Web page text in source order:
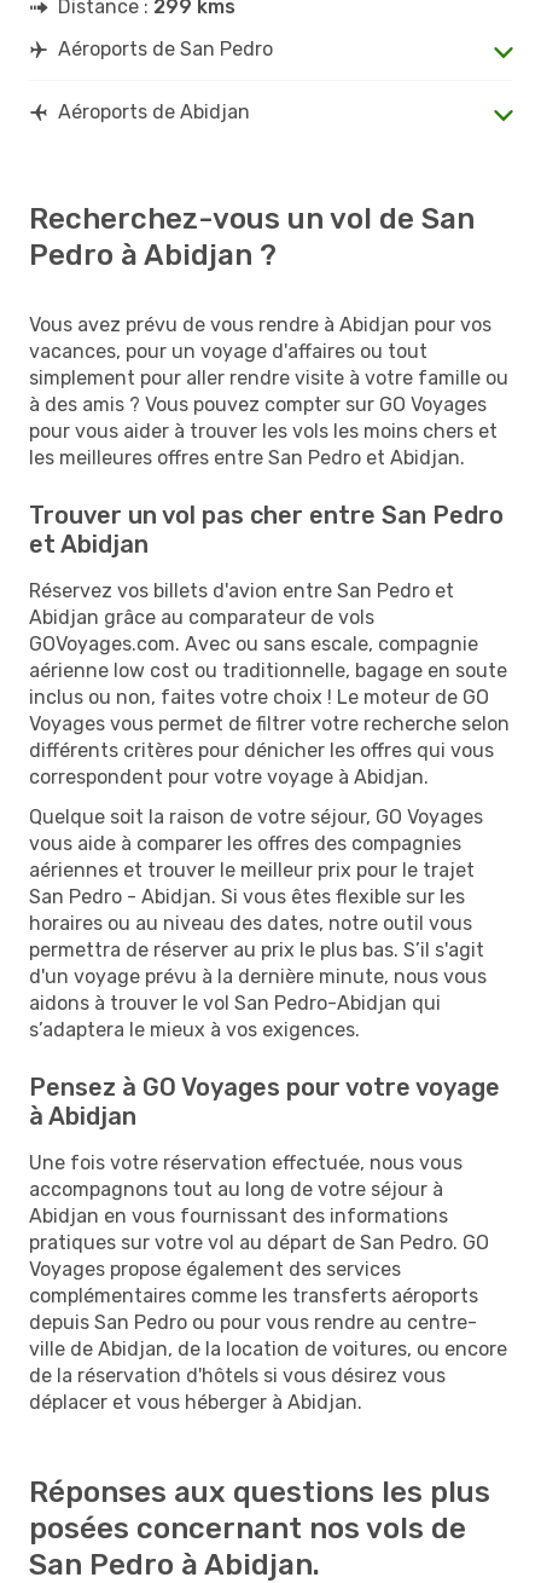
Distance : 299 kms
Aéroports de San Pedro
Aéroports de Abidjan
Recherchez-vous un vol de San
Pedro à Abidjan ?
Vous avez prévu de vous rendre à Abidjan pour vos
vacances, pour un voyage d'affaires ou tout
simplement pour aller rendre visite à votre famille ou
à des amis ? Vous pouvez compter sur GO Voyages
pour vous aider à trouver les vols les moins chers et
les meilleures offres entre San Pedro et Abidjan.
Trouver un vol pas cher entre San Pedro
et Abidjan
Réservez vos billets d'avion entre San Pedro et
Abidjan grâce au comparateur de vols
GOVoyages.com. Avec ou sans escale, compagnie
aérienne low cost ou traditionnelle, bagage en soute
inclus ou non, faites votre choix ! Le moteur de GO
Voyages vous permet de filtrer votre recherche selon
différents critères pour dénicher les offres qui vous
correspondent pour votre voyage à Abidjan.
Quelque soit la raison de votre séjour, GO Voyages
vous aide à comparer les offres des compagnies
aériennes et trouver le meilleur prix pour le trajet
San Pedro - Abidjan. Si vous êtes flexible sur les
horaires ou au niveau des dates, notre outil vous
permettra de réserver au prix le plus bas. S’il s'agit
d'un voyage prévu à la dernière minute, nous vous
aidons à trouver le vol San Pedro-Abidjan qui
s’adaptera le mieux à vos exigences.
Pensez à GO Voyages pour votre voyage
à Abidjan
Une fois votre réservation effectuée, nous vous
accompagnons tout au long de votre séjour à
Abidjan en vous fournissant des informations
pratiques sur votre vol au départ de San Pedro. GO
Voyages propose également des services
complémentaires comme les transferts aéroports
depuis San Pedro ou pour vous rendre au centre-
ville de Abidjan, de la location de voitures, ou encore
de la réservation d'hôtels si vous désirez vous
déplacer et vous héberger à Abidjan.
Réponses aux questions les plus
posées concernant nos vols de
San Pedro à Abidjan.